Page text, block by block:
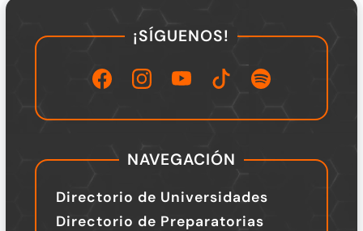
¡SÍGUENOS!
NAVEGACIÓN
Directorio de Universidades
Directorio de Preparatorias